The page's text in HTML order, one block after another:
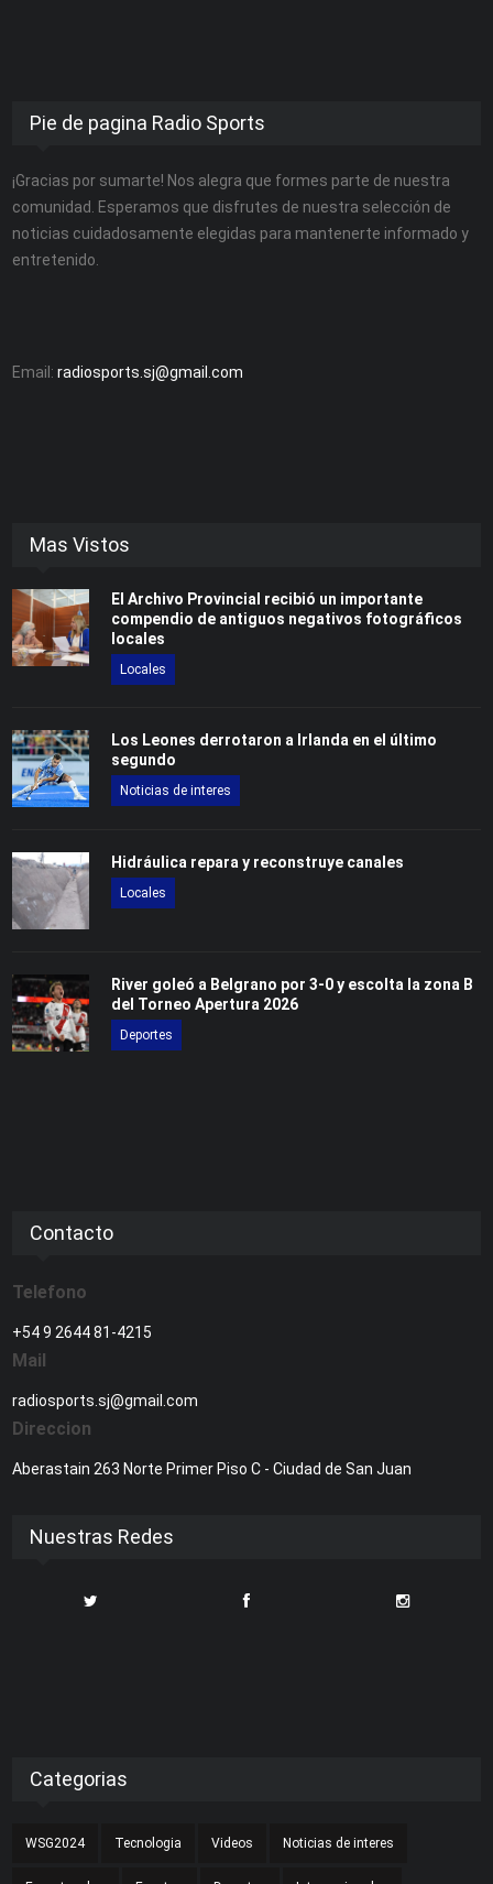
Pie de pagina Radio Sports
¡Gracias por sumarte! Nos alegra que formes parte de nuestra
comunidad. Esperamos que disfrutes de nuestra selección de
noticias cuidadosamente elegidas para mantenerte informado y
entretenido.
Email:radiosports.sj@gmail.com
Mas Vistos
El Archivo Provincial recibió un importante
compendio de antiguos negativos fotográficos
locales
Locales
Los Leones derrotaron a Irlanda en el último
segundo
Noticias de interes
Hidráulica repara y reconstruye canales
Locales
River goleó a Belgrano por 3-0 y escolta la zona B
del Torneo Apertura 2026
Deportes
Contacto
Telefono
+54 9 2644 81-4215
Mail
radiosports.sj@gmail.com
Direccion
Aberastain 263 Norte Primer Piso C - Ciudad de San Juan
Nuestras Redes
Categorias
WSG2024 Tecnologia Videos Noticias de interes